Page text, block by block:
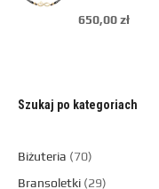
650,00zł
Szukaj po kategoriach
Biżuteria
70
Bransoletki 29